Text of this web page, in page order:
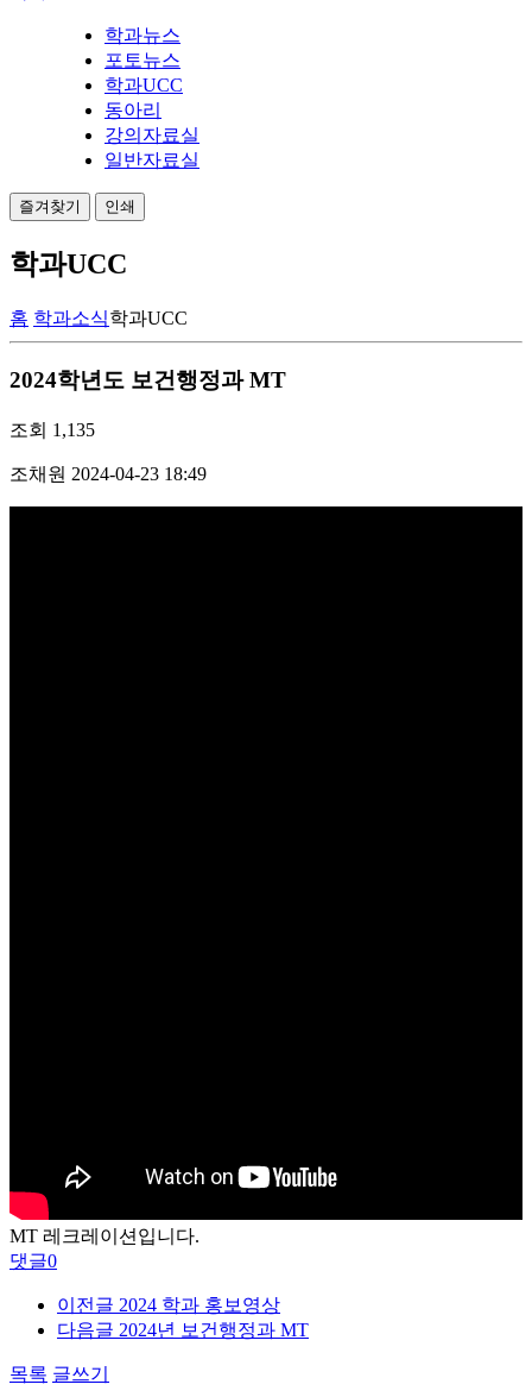
학과뉴스
포토뉴스
학과UCC
동아리
강의자료실
일반자료실
즐겨찾기 인쇄
학과UCC
홈 학과소식학과UCC
2024학년도 보건행정과 MT
조회 1,135
조채원 2024-04-23 18:49
MT 레크레이션입니다.
댓글0
이전글 2024 학과 홍보영상
다음글 2024년 보건행정과 MT
목록 글쓰기